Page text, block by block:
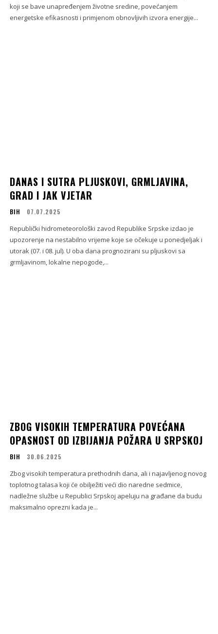
koji se bave unapređenjem životne sredine, povećanjem
energetske efikasnosti i primjenom obnovljivih izvora energije...
DANAS I SUTRA PLJUSKOVI, GRMLJAVINA,
GRAD I JAK VJETAR
BIH 07.07.2025
Republički hidrometeorološki zavod Republike Srpske izdao je
upozorenje na nestabilno vrijeme koje se očekuje u ponedjeljak i
utorak (07. i 08. jul). U oba dana prognozirani su pljuskovi sa
grmljavinom, lokalne nepogode,...
ZBOG VISOKIH TEMPERATURA POVEĆANA
OPASNOST OD IZBIJANJA POŽARA U SRPSKOJ
BIH 30.06.2025
Zbog visokih temperatura prethodnih dana, ali i najavljenog novog
toplotnog talasa koji će obilježiti veći dio naredne sedmice,
nadležne službe u Republici Srpskoj apeluju na građane da budu
maksimalno oprezni kada je...